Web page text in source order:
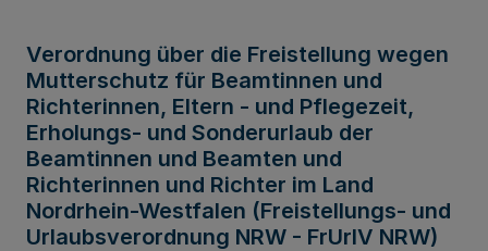
Verordnung über die Freistellung wegen
Mutterschutz für Beamtinnen und
Richterinnen, Eltern - und Pflegezeit,
Erholungs- und Sonderurlaub der
Beamtinnen und Beamten und
Richterinnen und Richter im Land
Nordrhein-Westfalen (Freistellungs- und
Urlaubsverordnung NRW - FrUrlV NRW)